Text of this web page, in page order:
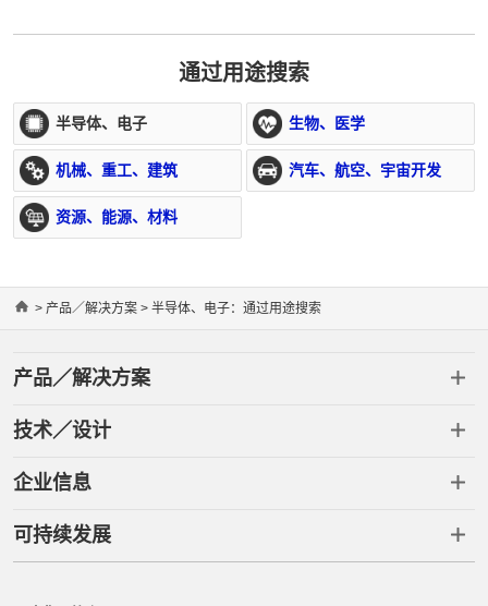
通过用途搜索
半导体、电子 生物、医学
机械、重工、建筑 汽车、航空、宇宙开发
资源、能源、材料
Home
> 产品／解决方案> 半导体、电子：通过用途搜索
产品／解决方案
技术／设计
企业信息
可持续发展